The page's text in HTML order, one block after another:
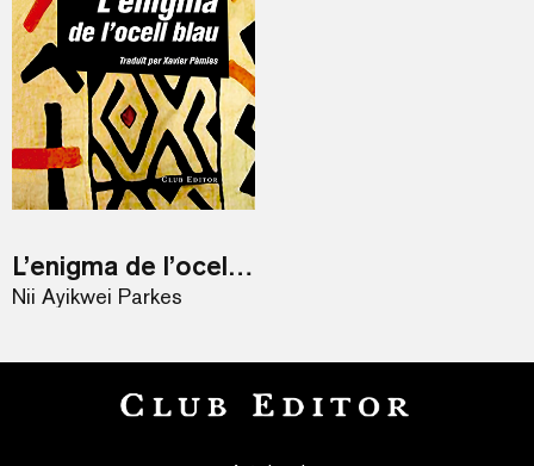
L’enigma de l’ocell blau
Nii Ayikwei Parkes